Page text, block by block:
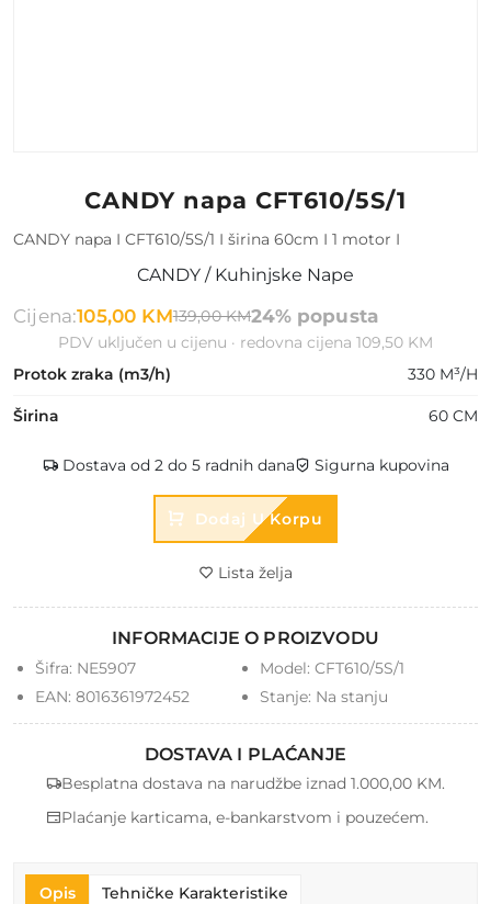
CANDY napa CFT610/5S/1
CANDY napa I CFT610/5S/1 I širina 60cm I 1 motor I
CANDY / Kuhinjske Nape
Cijena:105,00 KM139,00 KM24% popusta
PDV uključen u cijenu · redovna cijena 109,50 KM
Protok zraka (m3/h)
330 M³/H
Širina 60 CM
Dostava od 2 do 5 radnih dana Sigurna kupovina
Dodaj U Korpu
Lista želja
INFORMACIJE O PROIZVODU
Šifra: NE5907 Model: CFT610/5S/1
EAN: 8016361972452 Stanje: Na stanju
DOSTAVA I PLAĆANJE
Besplatna dostava na narudžbe iznad 1.000,00 KM.
Plaćanje karticama, e-bankarstvom i pouzećem.
Opis Tehničke Karakteristike